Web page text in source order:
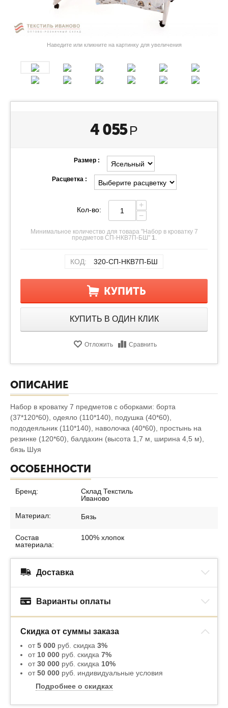
Наведите или кликните на картинку для увеличения
4 055 Р
Размер :
Расцветка :
Кол-во:
+
−
Минимальное количество для товара "Набор в кроватку 7
предметов СП-НКВ7П-БШ" 1.
КОД: 320-СП-НКВ7П-БШ
КУПИТЬ
КУПИТЬ В ОДИН КЛИК
Отложить Сравнить
ОПИСАНИЕ
Набор в кроватку 7 предметов с оборками: борта
(37*120*60), одеяло (110*140), подушка (40*60),
пододеяльник (110*140), наволочка (40*60), простынь на
резинке (120*60), балдахин (высота 1,7 м, ширина 4,5 м),
бязь Шуя
ОСОБЕННОСТИ
Бренд:
Склад Текстиль
Иваново
Материал: Бязь
Состав
материала:
100% хлопок
Доставка
Варианты оплаты
Скидка от суммы заказа
от5 000 руб. скидка 3%
от 10 000 руб. скидка 7%
от30 000 руб. скидка 10%
от50 000 руб. индивидуальные условия
Подробнее о скидках